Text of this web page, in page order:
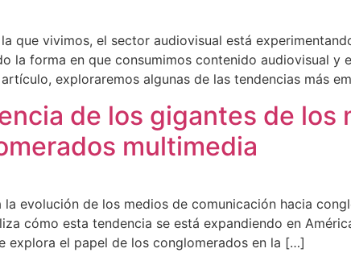
que vivimos, el sector audiovisual está
la forma en que consumimos contenido audiovisual
exploraremos algunas de las tendencias más
de los gigantes de
multimedia
la evolución de los medios de comunicación hacia
cómo esta tendencia se está expandiendo en
explora el papel de los conglomerados en la […]